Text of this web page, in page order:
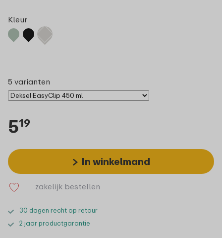
Kleur
5 varianten
519
In winkelmand
zakelijk bestellen
30 dagen recht op retour
2 jaar productgarantie